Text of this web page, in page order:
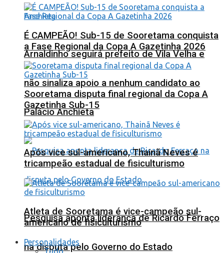
Arnaldinho seguirá prefeito de Vila Velha e
não sinaliza apoio a nenhum candidato ao
Palácio Anchieta
Pesquisa aponta liderança de Ricardo Ferraço
na disputa pelo Governo do Estado
É CAMPEÃO! Sub-15 de Sooretama conquista
a Fase Regional da Copa A Gazetinha 2026
Sooretama disputa final regional da Copa A
Gazetinha Sub-15
Após vice sul-americano, Thainã Neves é
tricampeão estadual de fisiculturismo
Atleta de Sooretama é vice-campeão sul-
americano de fisiculturismo
Personalidades
Tudo